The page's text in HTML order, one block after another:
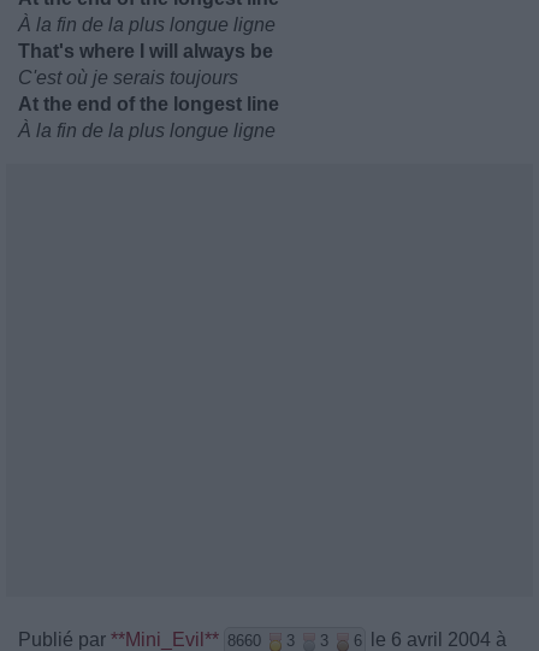
À la fin de la plus longue ligne
That's where I will always be
C'est où je serais toujours
At the end of the longest line
À la fin de la plus longue ligne
Publié par **Mini_Evil** 8660 3 3 6
le 6 avril 2004 à